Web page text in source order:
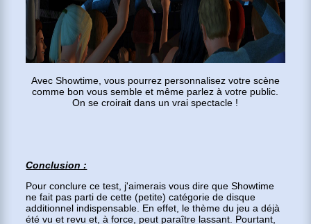
Avec Showtime, vous pourrez personnalisez votre scène
comme bon vous semble et même parlez à votre public.
On se croirait dans un vrai spectacle !
Conclusion :
Pour conclure ce test, j'aimerais vous dire que Showtime
ne fait pas parti de cette (petite) catégorie de disque
additionnel indispensable. En effet, le thème du jeu a déjà
été vu et revu et, à force, peut paraître lassant. Pourtant,